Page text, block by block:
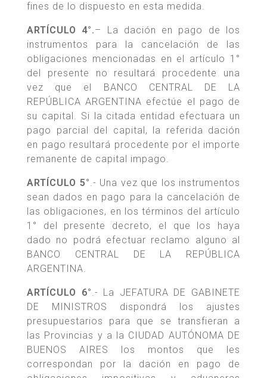
fines de lo dispuesto en esta medida.
ARTÍCULO 4°.– La dación en pago de los
instrumentos para la cancelación de las
obligaciones mencionadas en el artículo 1°
del presente no resultará procedente una
vez que el BANCO CENTRAL DE LA
REPÚBLICA ARGENTINA efectúe el pago de
su capital. Si la citada entidad efectuara un
pago parcial del capital, la referida dación
en pago resultará procedente por el importe
remanente de capital impago.
ARTÍCULO 5°.- Una vez que los instrumentos
sean dados en pago para la cancelación de
las obligaciones, en los términos del artículo
1° del presente decreto, el que los haya
dado no podrá efectuar reclamo alguno al
BANCO CENTRAL DE LA REPÚBLICA
ARGENTINA.
ARTÍCULO 6°.- La JEFATURA DE GABINETE
DE MINISTROS dispondrá los ajustes
presupuestarios para que se transfieran a
las Provincias y a la CIUDAD AUTÓNOMA DE
BUENOS AIRES los montos que les
correspondan por la dación en pago de